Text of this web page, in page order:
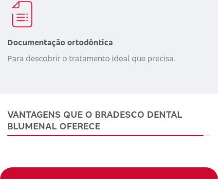
Documentação ortodôntica
Para descobrir o tratamento ideal que precisa.
VANTAGENS QUE O BRADESCO DENTAL
BLUMENAL OFERECE